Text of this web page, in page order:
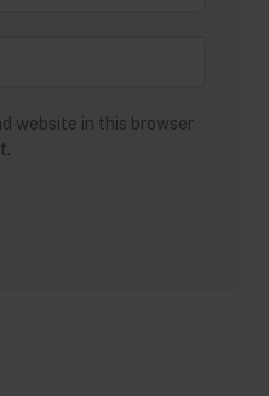
website in this browser